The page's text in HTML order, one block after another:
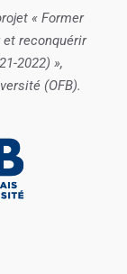
« Former
reconquérir
2022) »,
(OFB).